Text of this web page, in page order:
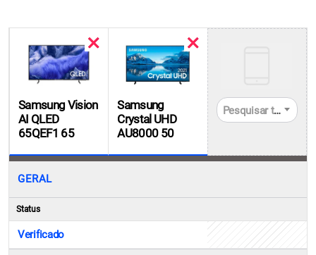
Samsung Vision
AI QLED
65QEF1 65
Samsung
Crystal UHD
AU8000 50
Pesquisar tvs
GERAL
Status
Verificado